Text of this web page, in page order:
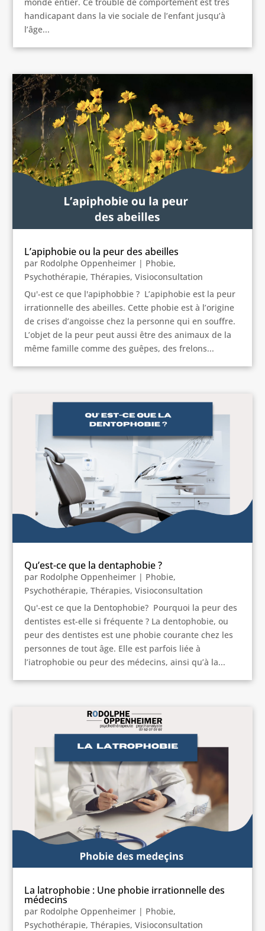
handicapant dans la vie sociale de l’enfant jusqu’à
l’âge...
L’apiphobie ou la peur des abeilles
par Rodolphe Oppenheimer | Phobie,
Psychothérapie,Thérapies,Visioconsultation
Qu'-est ce que l'apiphobbie ? L’apiphobie est la peur
irrationnelle des abeilles. Cette phobie est à l’origine
de crises d’angoisse chez la personne qui en souffre.
L’objet de la peur peut aussi être des animaux de la
même famille comme des guêpes, des frelons...
Qu’est-ce que la dentaphobie ?
par Rodolphe Oppenheimer | Phobie,
Psychothérapie,Thérapies,Visioconsultation
Qu'-est ce que la Dentophobie? Pourquoi la peur des
dentistes est-elle si fréquente ? La dentophobie, ou
peur des dentistes est une phobie courante chez les
personnes de tout âge. Elle est parfois liée à
l’iatrophobie ou peur des médecins, ainsi qu’à la...
La latrophobie : Une phobie irrationnelle des
médecins
par Rodolphe Oppenheimer | Phobie,
Psychothérapie,Thérapies,Visioconsultation